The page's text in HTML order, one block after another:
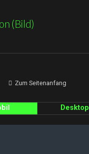
(Bild)
Zum Seitenanfang
Desktop